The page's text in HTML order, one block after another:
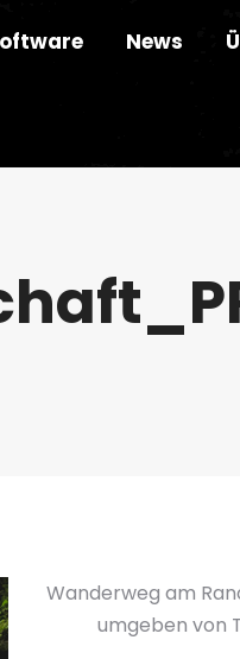
News
Wanderweg am
umgeben von